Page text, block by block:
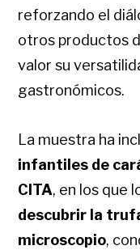
reforzando el
otros productos
valor su
gastronómicos.
La muestra ha
infantiles de
CITA, en los que
descubrir la
microscopio,